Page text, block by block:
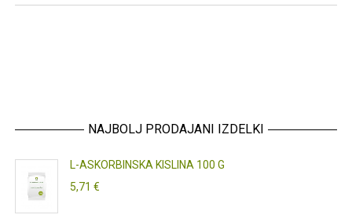
NAJBOLJ PRODAJANI IZDELKI
L-ASKORBINSKA KISLINA 100 G
5,71 €